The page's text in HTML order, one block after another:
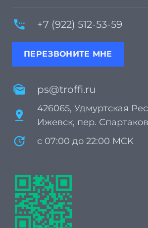
settings_phone +7 (922) 512-53-59
ПЕРЕЗВОНИТЕ МНЕ
mark_as_unread ps@troffi.ru
pin_drop
426065, Удмуртская
Ижевск, пер.
update с 07:00 до 22:00 MCK